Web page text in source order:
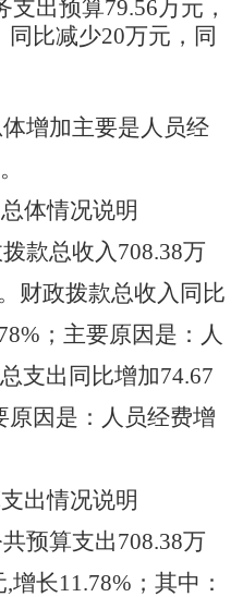
支出预算79.56万元，
同比减少20万元，同
增加主要是人员经
。
体情况说明
款总收入708.38万
。 财政拨款总收入 同比
% ；主要原因是：人
支出 同比增加74.67
原因是：人员经费增
出情况说明
预算支出708.38万
,增长11.78% ； 其中：